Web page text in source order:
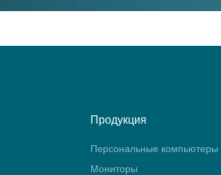
Продукция
Персональные компьютеры
Мониторы